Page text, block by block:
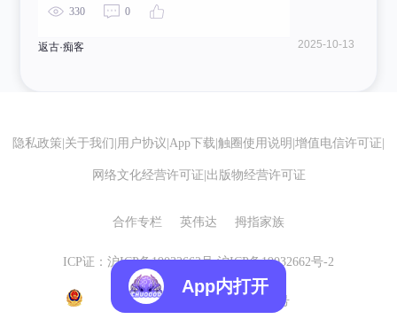
330 0
返古·痴客 2025-10-13
隐私政策 关于我们 用户协议 App下载 触圈使用说明 增值电信许可证
网络文化经营许可证 出版物经营许可证
合作专栏 英伟达 拇指家族
ICP证：沪ICP备19032662号 沪ICP备19032662号-2
沪公网安备 31010602007155号
App内打开